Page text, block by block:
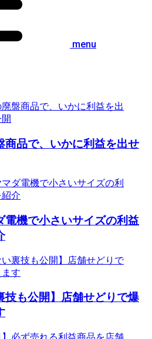
menu
商品で、いかに利益を出せ
電機で小さいサイズの利益
技も公開】店舗せどりで爆